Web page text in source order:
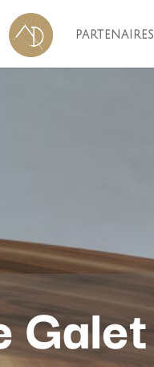
PARTENAIRES
Galet